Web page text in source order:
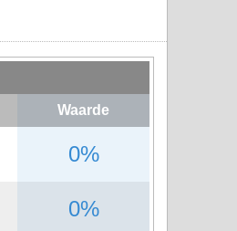
Waarde
0%
0%